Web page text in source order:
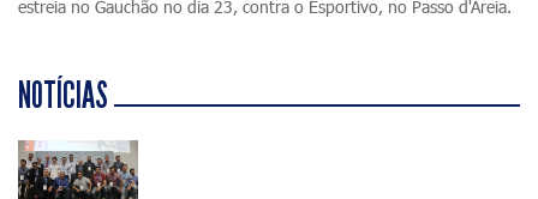
estreia no Gauchão no dia 23, contra o Esportivo, no Passo d'Areia.
NOTÍCIAS